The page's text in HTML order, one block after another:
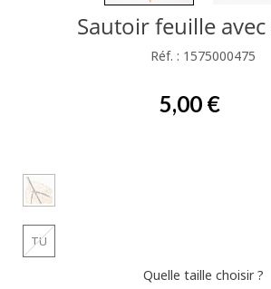
Sautoir feuille avec
Réf. : 1575000475
5,00 €
TU
Quelle taille choisir ?